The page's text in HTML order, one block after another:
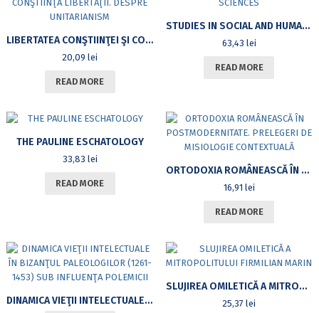
LIBERTATEA CONŞTIINŢEI ŞI CONŞTIINŢA LIBERTĂŢII. DESPRE UNITARIANISM
20,09lei
READ MORE
STUDIES IN SOCIAL AND HUMAN SCIENCES
63,43 lei
READ MORE
THE PAULINE ESCHATOLOGY
33,83 lei
READ MORE
ORTODOXIA ROMÂNEASCĂ ÎN POSTMODERNITATE. PRELEGERI DE MISIOLOGIE CONTEXTUALĂ
16,91 lei
READ MORE
DINAMICA VIEŢII INTELECTUALE ÎN BIZANŢUL PALEOLOGILOR (1261-1453) SUB INFLUENŢA POLEMICII
SLUJIREA OMILETICĂ A MITROPOLITULUI FIRMILIAN MARIN
25,37lei